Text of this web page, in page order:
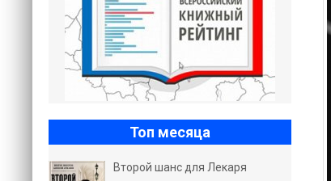
Топ месяца
Второй шанс для Лекаря